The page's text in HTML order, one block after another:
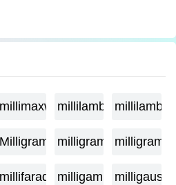
millimaxwellmillilambda
Milligramagemilligrame
millifarad milligammamilligauss